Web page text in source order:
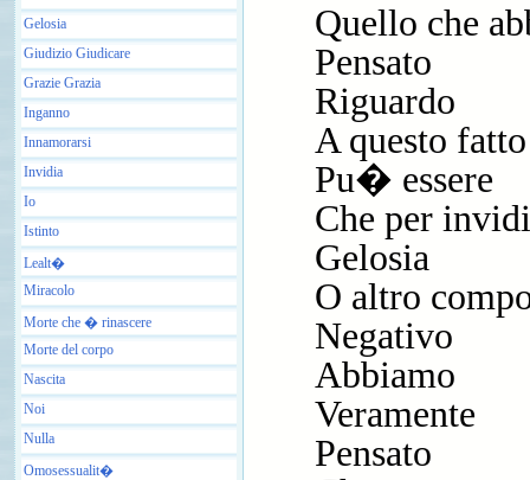
Gelosia
Giudizio Giudicare
Grazie Grazia
Inganno
Innamorarsi
Invidia
Io
Istinto
Lealt�
Miracolo
Morte che � rinascere
Morte del corpo
Nascita
Noi
Nulla
Omosessualit�
Quello che
Pensato
Riguardo
A questo fatto
Pu� essere
Che per
Gelosia
O altro
Negativo
Abbiamo
Veramente
Pensato